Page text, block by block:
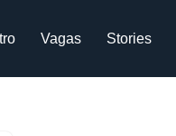
Vagas Stories